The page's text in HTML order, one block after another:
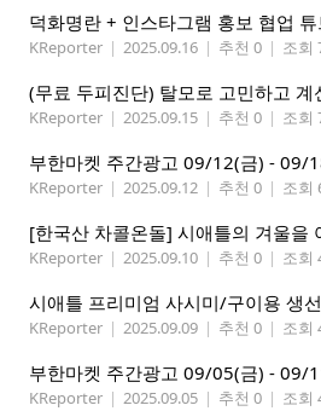
덕화명란 + 인스타그램 홍보 협업
KReporter | 2025.09.16 | 추천 0 | 조회
(무료 두피진단) 탈모로 고민하고 계
KReporter | 2025.09.15 | 추천 0 | 조회
부한마켓 주간광고 09/12(금) - 09/
KReporter | 2025.09.12 | 추천 0 | 조회
KReporter | 2025.09.10 | 추천 0 | 조회
KReporter | 2025.09.09 | 추천 0 | 조회
부한마켓 주간광고 09/05(금) - 09/
KReporter | 2025.09.05 | 추천 0 | 조회